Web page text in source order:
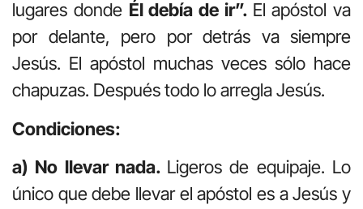
lugares donde Él debía de ir”. El apóstol va
por delante, pero por detrás va siempre
Jesús. El apóstol muchas veces sólo hace
chapuzas. Después todo lo arregla Jesús.
Condiciones:
a) No llevar nada. Ligeros de equipaje. Lo
único que debe llevar el apóstol es a Jesús y